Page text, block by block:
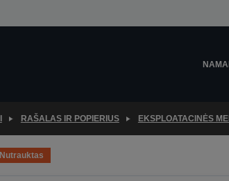
RAŠALAS IR POPIERIUS EKSPLOATACINĖS
Nutrauktas